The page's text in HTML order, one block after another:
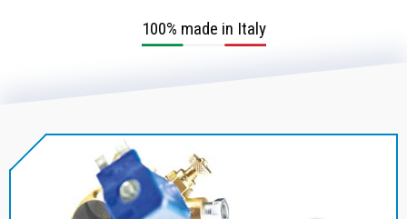
100% made in Italy